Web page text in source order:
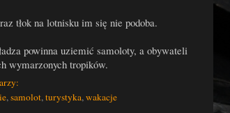
tłok na lotnisku im się nie podoba.
powinna uziemić samoloty, a obywateli
wymarzonych tropików.
,samolot,turystyka,wakacje